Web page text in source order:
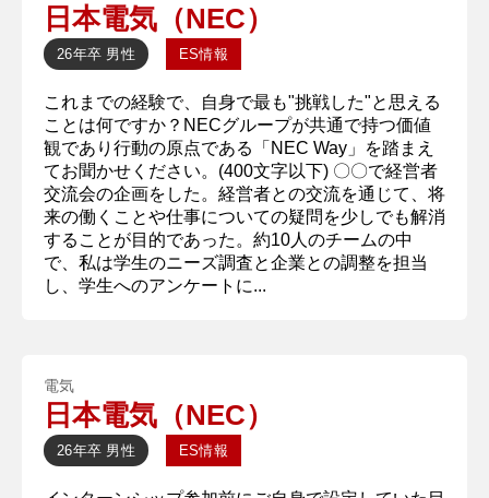
日本電気（NEC）
26年卒 男性 ES情報
これまでの経験で、自身で最も"挑戦した"と思える
ことは何ですか？NECグループが共通で持つ価値
観であり行動の原点である「NEC Way」を踏まえ
てお聞かせください。(400文字以下) 〇〇で経営者
交流会の企画をした。経営者との交流を通じて、将
来の働くことや仕事についての疑問を少しでも解消
することが目的であった。約10人のチームの中
で、私は学生のニーズ調査と企業との調整を担当
し、学生へのアンケートに...
電気
日本電気（NEC）
26年卒 男性 ES情報